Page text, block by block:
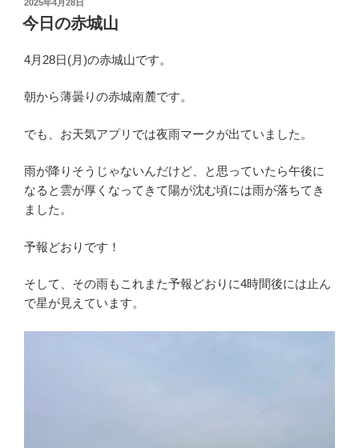
稿
日:
2025年4月28日
今日の赤城山
4月28日(月)の赤城山です。
朝から薄曇りの赤城南麓です。
でも、お天気アプリでは夜雨マークが出ていました。
雨が降りそうじゃないんだけど、と思っていたら午後に
なると雲が厚くなってきて陽が沈む頃には雨が落ちてき
ました。
予報どおりです！
そして、その雨もこれまた予報どおりに4時間後には止ん
で星が見えています。